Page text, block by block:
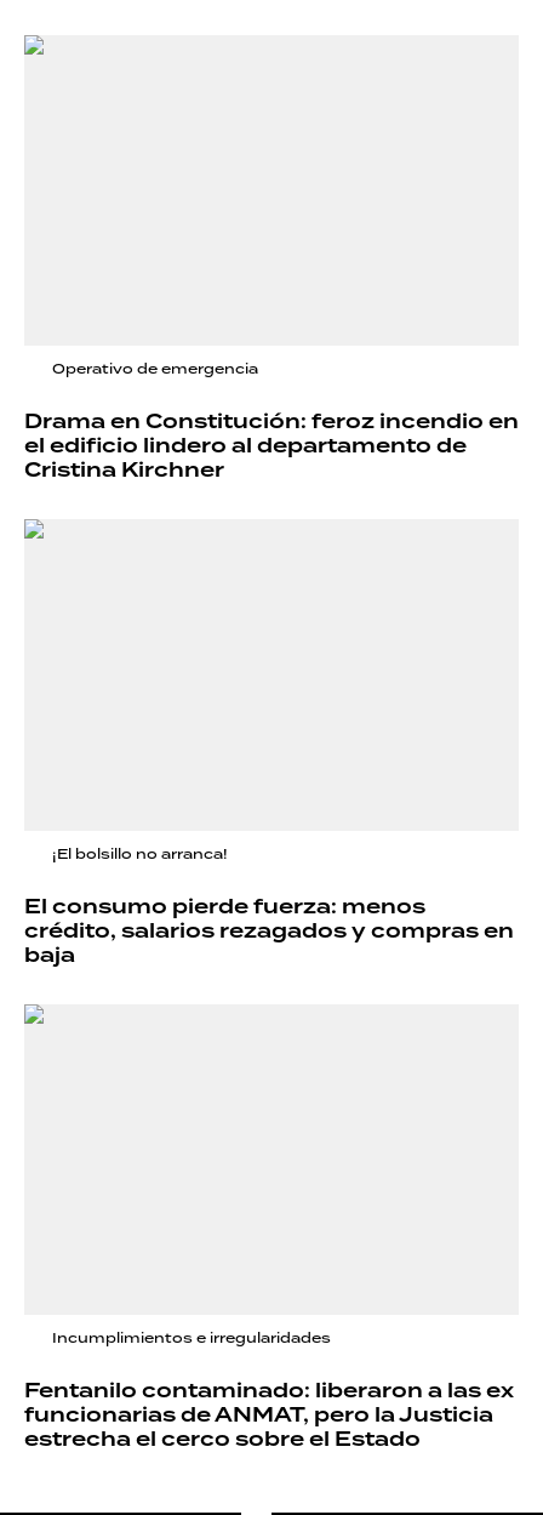
Operativo de emergencia
Drama en Constitución: feroz incendio en
el edificio lindero al departamento de
Cristina Kirchner
¡El bolsillo no arranca!
El consumo pierde fuerza: menos
crédito, salarios rezagados y compras en
baja
Incumplimientos e irregularidades
Fentanilo contaminado: liberaron a las ex
funcionarias de ANMAT, pero la Justicia
estrecha el cerco sobre el Estado